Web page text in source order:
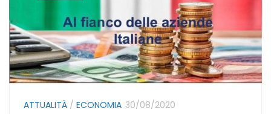
ATTUALITÀ / ECONOMIA 30/08/2020